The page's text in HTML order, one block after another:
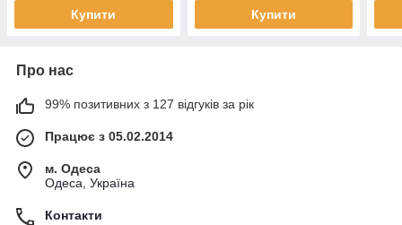
Купити Купити
Про нас
99% позитивних з 127 відгуків за рік
Працює з 05.02.2014
м. Одеса
Одеса, Україна
Контакти